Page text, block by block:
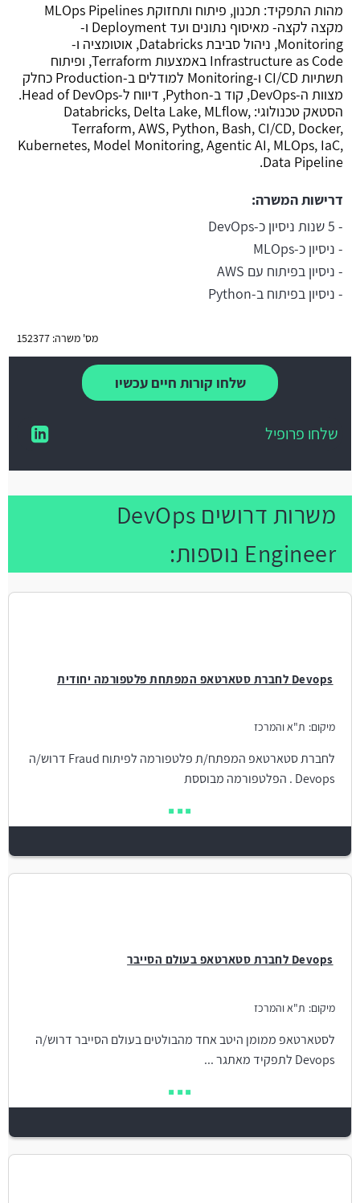
מהות התפקיד: תכנון, פיתוח ותחזוקת MLOps Pipelines
מקצה לקצה- מאיסוף נתונים ועד Deployment ו-
Monitoring, ניהול סביבת Databricks, אוטומציה ו-
Infrastructure as Code באמצעות Terraform, ופיתוח
תשתיות CI/CD ו-Monitoring למודלים ב-Production כחלק
מצוות ה-DevOps, קוד ב-Python, דיווח ל-Head of DevOps.
הסטאק טכנולוגי: Databricks, Delta Lake, MLflow,
Terraform, AWS, Python, Bash, CI/CD, Docker,
Kubernetes, Model Monitoring, Agentic AI, MLOps, IaC,
Data Pipeline.
דרישות המשרה:
- 5 שנות ניסיון כ-DevOps
- ניסיון כ-MLOps
- ניסיון בפיתוח עם AWS
- ניסיון בפיתוח ב-Python
מס' משרה: 152377
שלחו קורות חיים עכשיו
שלחו פרופיל
משרות דרושים DevOps
Engineer נוספות:
Devops לחברת סטארטאפ המפתחת פלטפורמה יחודית
מיקום: ת"א והמרכז
לחברת סטארטאפ המפתח/ת פלטפורמה לפיתוח Fraud דרוש/ה
Devops . הפלטפורמה מבוססת
Devops לחברת סטארטאפ בעולם הסייבר
מיקום: ת"א והמרכז
לסטארטאפ ממומן היטב אחד מהבולטים בעולם הסייבר דרוש/ה
Devops לתפקיד מאתגר ...